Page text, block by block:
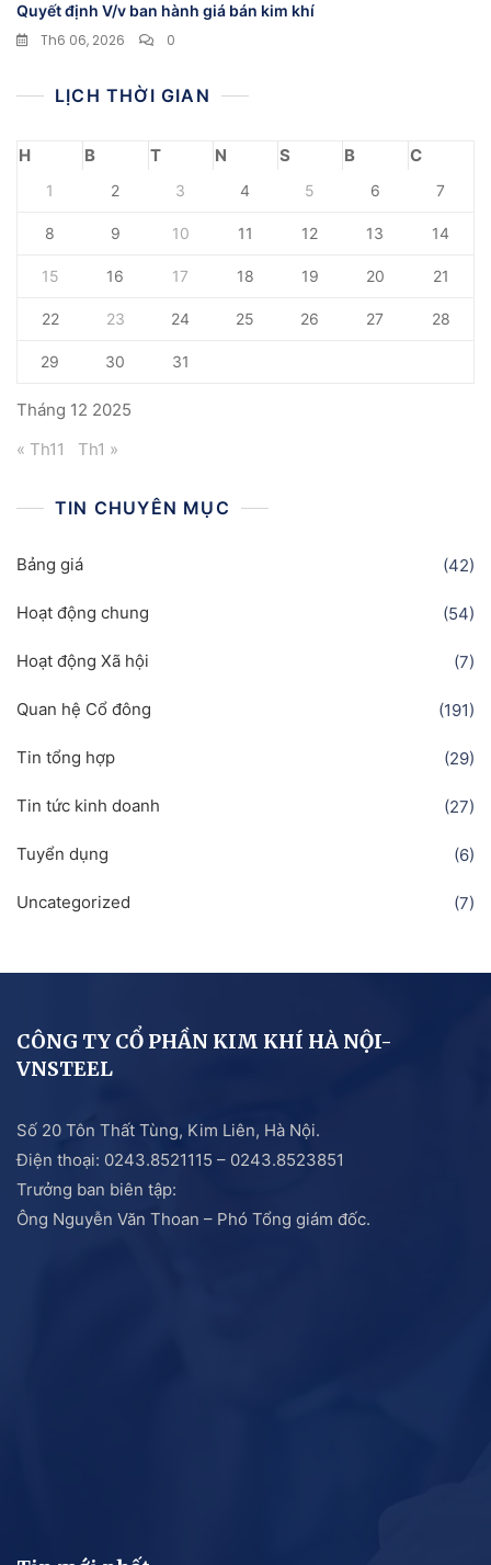
Quyết định V/v ban hành giá bán kim khí
Th6 06, 2026
0
LỊCH THỜI GIAN
Tháng 12 2025
H B T N S B C
1 2 3 4 5 6 7
8 9 10 11 12 13 14
15 16 17 18 19 20 21
22 23 24 25 26 27 28
29 30 31
« Th11 Th1 »
TIN CHUYÊN MỤC
Bảng giá (42)
Hoạt động chung (54)
Hoạt động Xã hội (7)
Quan hệ Cổ đông (191)
Tin tổng hợp (29)
Tin tức kinh doanh (27)
Tuyển dụng (6)
Uncategorized (7)
CÔNG TY CỔ PHẦN KIM KHÍ HÀ NỘI-
VNSTEEL
Số 20 Tôn Thất Tùng, Kim Liên, Hà Nội.
Điện thoại: 0243.8521115 – 0243.8523851
Trưởng ban biên tập:
Ông Nguyễn Văn Thoan – Phó Tổng giám đốc.